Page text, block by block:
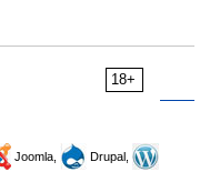
18+
Joomla,
Drupal,